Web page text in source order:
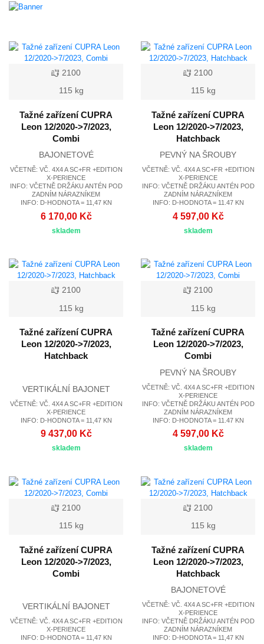
2100
115 kg
Tažné zařízení CUPRA
Leon 12/2020->7/2023,
Combi
BAJONETOVÉ
VČETNĚ: VČ. 4X4 A SC+FR +EDITION
X-PERIENCE
INFO: VČETNĚ DRŽÁKU ANTÉN POD
ZADNÍM NÁRAZNÍKEM
INFO: D-HODNOTA = 11,47 KN
6 170,00 Kč
skladem
2100
115 kg
Tažné zařízení CUPRA
Leon 12/2020->7/2023,
Hatchback
PEVNÝ NA ŠROUBY
VČETNĚ: VČ. 4X4 A SC+FR +EDITION
X-PERIENCE
INFO: VČETNĚ DRŽÁKU ANTÉN POD
ZADNÍM NÁRAZNÍKEM
INFO: D-HODNOTA = 11.47 KN
4 597,00 Kč
skladem
2100
115 kg
Tažné zařízení CUPRA
Leon 12/2020->7/2023,
Hatchback
VERTIKÁLNÍ BAJONET
VČETNĚ: VČ. 4X4 A SC+FR +EDITION
X-PERIENCE
INFO: D-HODNOTA = 11,47 KN
9 437,00 Kč
skladem
2100
115 kg
Tažné zařízení CUPRA
Leon 12/2020->7/2023,
Combi
PEVNÝ NA ŠROUBY
VČETNĚ: VČ. 4X4 A SC+FR +EDITION
X-PERIENCE
INFO: VČETNĚ DRŽÁKU ANTÉN POD
ZADNÍM NÁRAZNÍKEM
INFO: D-HODNOTA = 11.47 KN
4 597,00 Kč
skladem
2100
115 kg
Tažné zařízení CUPRA
Leon 12/2020->7/2023,
Combi
VERTIKÁLNÍ BAJONET
VČETNĚ: VČ. 4X4 A SC+FR +EDITION
X-PERIENCE
INFO: D-HODNOTA = 11,47 KN
2100
115 kg
Tažné zařízení CUPRA
Leon 12/2020->7/2023,
Hatchback
BAJONETOVÉ
VČETNĚ: VČ. 4X4 A SC+FR +EDITION
X-PERIENCE
INFO: VČETNĚ DRŽÁKU ANTÉN POD
ZADNÍM NÁRAZNÍKEM
INFO: D-HODNOTA = 11,47 KN